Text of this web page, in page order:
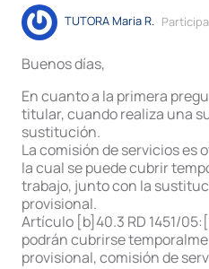
TUTORA Maria R.
Buenos días,
En cuanto a la primera
titular, cuando realiza una
sustitución.
La comisión de servicios es
la cual se puede cubrir
trabajo, junto con la
provisional.
Artículo [b]40.3 RD 1451/
podrán cubrirse
provisional, comisión de